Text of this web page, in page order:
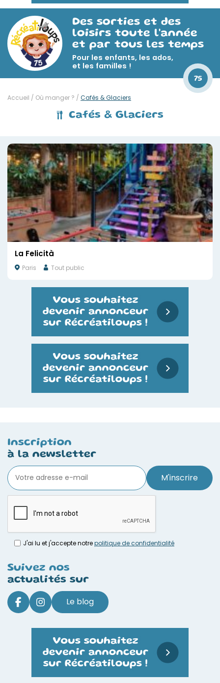
Des sorties et des
loisirs toute l'année
et par tous les temps
Pour les enfants, les ados,
et les familles !
75
Cafés & Glaciers
Accueil / Où manger ? / Cafés & Glaciers
La Felicità
Paris Tout public
Inscription
à la newsletter
M'inscrire
J'ai lu et j'accepte notrepolitique de confidentialité
Suivez nos
actualités sur
Le blog